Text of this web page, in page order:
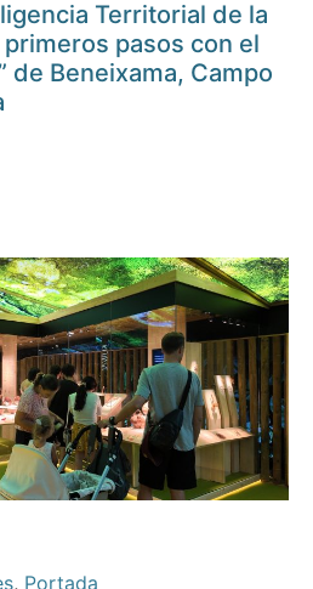
Territorial de la
pasos con el
de Beneixama, Campo
, Portada